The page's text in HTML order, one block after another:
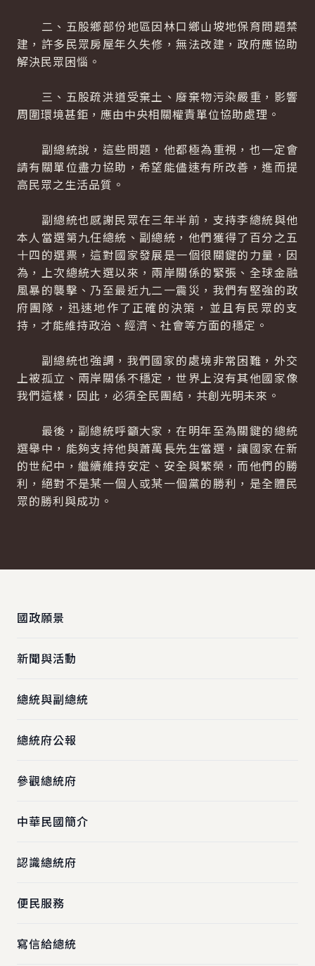
二、五股鄉部份地區因林口鄉山坡地保育問題禁
建，許多民眾房屋年久失修，無法改建，政府應協助
解決民眾困惱。
三、五股疏洪道受棄土、廢棄物污染嚴重，影響
周圍環境甚鉅，應由中央相關權責單位協助處理。
副總統說，這些問題，他都極為重視，也一定會
請有關單位盡力協助，希望能儘速有所改善，進而提
高民眾之生活品質。
副總統也感謝民眾在三年半前，支持李總統與他
本人當選第九任總統、副總統，他們獲得了百分之五
十四的選票，這對國家發展是一個很關鍵的力量，因
為，上次總統大選以來，兩岸關係的緊張、全球金融
風暴的襲擊、乃至最近九二一震災，我們有堅強的政
府團隊，迅速地作了正確的決策，並且有民眾的支
持，才能維持政治、經濟、社會等方面的穩定。
副總統也強調，我們國家的處境非常困難，外交
上被孤立、兩岸關係不穩定，世界上沒有其他國家像
我們這樣，因此，必須全民團結，共創光明未來。
最後，副總統呼籲大家，在明年至為關鍵的總統
選舉中，能夠支持他與蕭萬長先生當選，讓國家在新
的世紀中，繼續維持安定、安全與繁榮，而他們的勝
利，絕對不是某一個人或某一個黨的勝利，是全體民
眾的勝利與成功。
國政願景
新聞與活動
總統與副總統
總統府公報
參觀總統府
中華民國簡介
認識總統府
便民服務
寫信給總統